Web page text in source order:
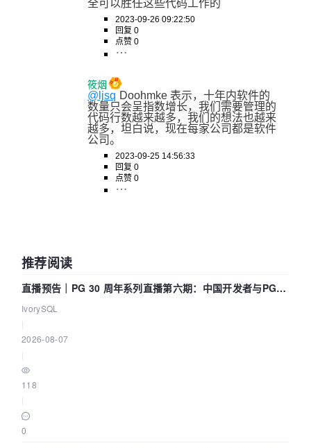
全可以胜任这些代码工作的
2023-09-26 09:22:50
回复 0
点赞 0
筱烟
@ljsq Doohmke 表示，十年内软件的
数量只会呈指数增长，我们需要管理的
代码行数越来越多，我们的想法也越来
越多，坦白说，现在每家公司都是软件
公司。
2023-09-25 14:56:33
回复 0
点赞 0
推荐阅读
直播预告｜PG 30 周年系列直播第六期：中国开发者与PG内
核——我们改得动吗？我们贡献了什么？
IvorySQL
2026-08-07
118
0